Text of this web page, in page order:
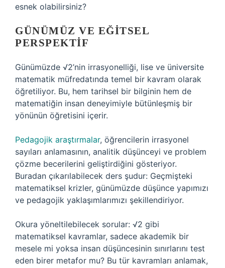
esnek olabilirsiniz?
GÜNÜMÜZ VE EĞITSEL
PERSPEKTIF
Günümüzde √2’nin irrasyonelliği, lise ve üniversite
matematik müfredatında temel bir kavram olarak
öğretiliyor. Bu, hem tarihsel bir bilginin hem de
matematiğin insan deneyimiyle bütünleşmiş bir
yönünün öğretisini içerir.
Pedagojik araştırmalar, öğrencilerin irrasyonel
sayıları anlamasının, analitik düşünceyi ve problem
çözme becerilerini geliştirdiğini gösteriyor.
Buradan çıkarılabilecek ders şudur: Geçmişteki
matematiksel krizler, günümüzde düşünce yapımızı
ve pedagojik yaklaşımlarımızı şekillendiriyor.
Okura yöneltilebilecek sorular: √2 gibi
matematiksel kavramlar, sadece akademik bir
mesele mi yoksa insan düşüncesinin sınırlarını test
eden birer metafor mu? Bu tür kavramları anlamak,